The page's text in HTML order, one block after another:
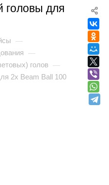
головы для
—
—
голов —
2x Beam Ball 100